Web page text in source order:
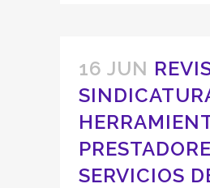
16 JUN
SERVICIOS